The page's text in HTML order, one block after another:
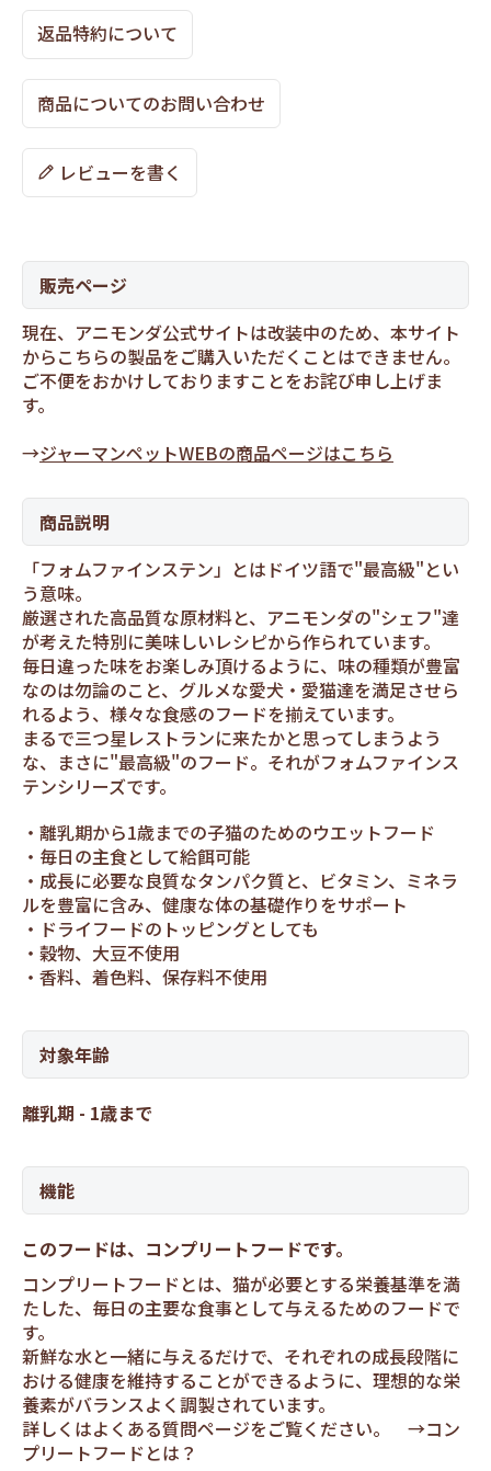
返品特約について
商品についてのお問い合わせ
レビューを書く
販売ページ
現在、アニモンダ公式サイトは改装中のため、本サイト
からこちらの製品をご購入いただくことはできません。
ご不便をおかけしておりますことをお詫び申し上げま
す。
→ジャーマンペットWEBの商品ページはこちら
商品説明
「フォムファインステン」とはドイツ語で"最高級"とい
う意味。
厳選された高品質な原材料と、アニモンダの"シェフ"達
が考えた特別に美味しいレシピから作られています。
毎日違った味をお楽しみ頂けるように、味の種類が豊富
なのは勿論のこと、グルメな愛犬・愛猫達を満足させら
れるよう、様々な食感のフードを揃えています。
まるで三つ星レストランに来たかと思ってしまうよう
な、まさに"最高級"のフード。それがフォムファインス
テンシリーズです。
離乳期から1歳までの子猫のためのウエットフード
毎日の主食として給餌可能
成長に必要な良質なタンパク質と、ビタミン、ミネラ
ルを豊富に含み、健康な体の基礎作りをサポート
ドライフードのトッピングとしても
穀物、大豆不使用
香料、着色料、保存料不使用
対象年齢
離乳期 - 1歳まで
機能
このフードは、コンプリートフードです。
コンプリートフードとは、猫が必要とする栄養基準を満
たした、毎日の主要な食事として与えるためのフードで
す。
新鮮な水と一緒に与えるだけで、それぞれの成長段階に
おける健康を維持することができるように、理想的な栄
養素がバランスよく調製されています。
詳しくはよくある質問ページをご覧ください。 →コン
プリートフードとは？